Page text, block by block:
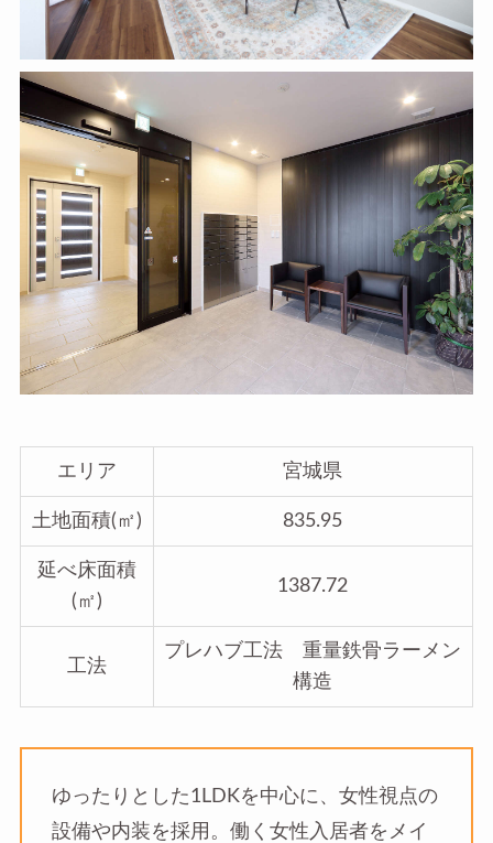
エリア 宮城県
土地面積(㎡) 835.95
延べ床面積
(㎡)
1387.72
工法
プレハブ工法 重量鉄骨ラーメン
構造
ゆったりとした1LDKを中心に、女性視点の
設備や内装を採用。働く女性入居者をメイ